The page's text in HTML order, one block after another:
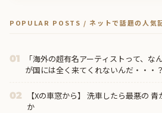
POPULAR POSTS / ネットで話題の人気
01
「海外の超有名アーティストって、
が国には全く来てくれないんだ・・・？
02
【Xの車窓から】 洗車したら最悪の
か